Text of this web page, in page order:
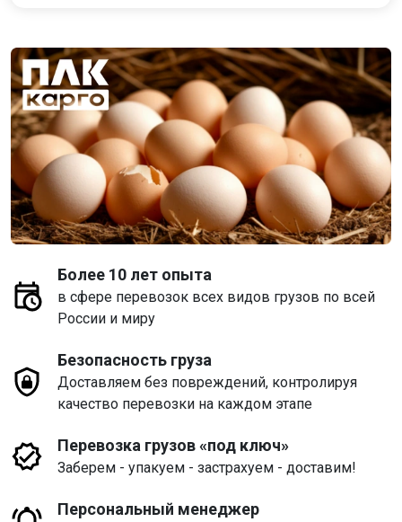
Более 10 лет опыта
в сфере перевозок всех видов грузов по всей
России и миру
Безопасность груза
Доставляем без повреждений, контролируя
качество перевозки на каждом этапе
Перевозка грузов «под ключ»
Заберем - упакуем - застрахуем - доставим!
Персональный менеджер